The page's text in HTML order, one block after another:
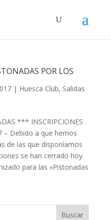
POR LOS
| Huesca Club, Salidas
*** INSCRIPCIONES
– Debido a que hemos
de las que disponíamos
se han cerrado hoy.
para las «Pistonadas
Buscar